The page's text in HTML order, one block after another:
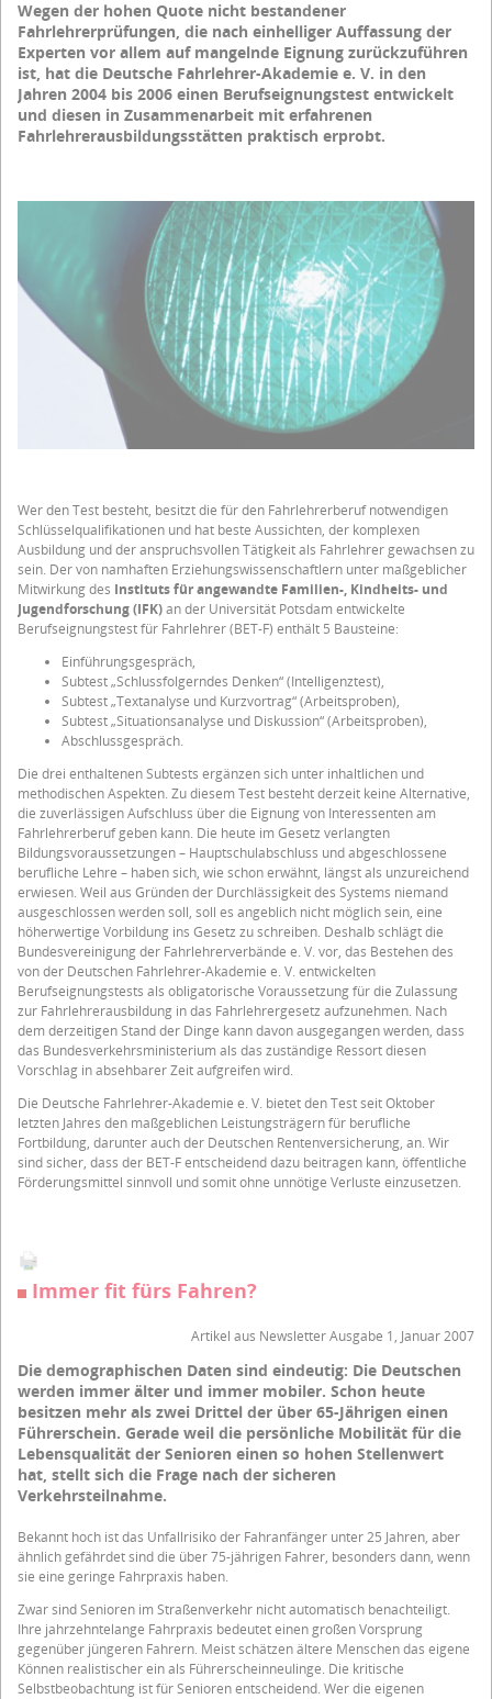
Wegen der hohen Quote nicht bestandener
Fahrlehrerprüfungen, die nach einhelliger Auffassung der
Experten vor allem auf mangelnde Eignung zurückzuführen
ist, hat die Deutsche Fahrlehrer-Akademie e. V. in den
Jahren 2004 bis 2006 einen Berufseignungstest entwickelt
und diesen in Zusammenarbeit mit erfahrenen
Fahrlehrerausbildungsstätten praktisch erprobt.
Wer den Test besteht, besitzt die für den Fahrlehrerberuf notwendigen
Schlüsselqualifikationen und hat beste Aussichten, der komplexen
Ausbildung und der anspruchsvollen Tätigkeit als Fahrlehrer gewachsen zu
sein. Der von namhaften Erziehungswissenschaftlern unter maßgeblicher
Mitwirkung des Instituts für angewandte Familien-, Kindheits- und
Jugendforschung (IFK)an der Universität Potsdam entwickelte
Berufseignungstest für Fahrlehrer (BET-F) enthält 5 Bausteine:
Einführungsgespräch,
Subtest „Schlussfolgerndes Denken“ (Intelligenztest),
Subtest „Textanalyse und Kurzvortrag“ (Arbeitsproben),
Subtest „Situationsanalyse und Diskussion“ (Arbeitsproben),
Abschlussgespräch.
Die drei enthaltenen Subtests ergänzen sich unter inhaltlichen und
methodischen Aspekten. Zu diesem Test besteht derzeit keine Alternative,
die zuverlässigen Aufschluss über die Eignung von Interessenten am
Fahrlehrerberuf geben kann. Die heute im Gesetz verlangten
Bildungsvoraussetzungen – Hauptschulabschluss und abgeschlossene
berufliche Lehre – haben sich, wie schon erwähnt, längst als unzureichend
erwiesen. Weil aus Gründen der Durchlässigkeit des Systems niemand
ausgeschlossen werden soll, soll es angeblich nicht möglich sein, eine
höherwertige Vorbildung ins Gesetz zu schreiben. Deshalb schlägt die
Bundesvereinigung der Fahrlehrerverbände e. V. vor, das Bestehen des
von der Deutschen Fahrlehrer-Akademie e. V. entwickelten
Berufseignungstests als obligatorische Voraussetzung für die Zulassung
zur Fahrlehrerausbildung in das Fahrlehrergesetz aufzunehmen. Nach
dem derzeitigen Stand der Dinge kann davon ausgegangen werden, dass
das Bundesverkehrsministerium als das zuständige Ressort diesen
Vorschlag in absehbarer Zeit aufgreifen wird.
Die Deutsche Fahrlehrer-Akademie e. V. bietet den Test seit Oktober
letzten Jahres den maßgeblichen Leistungsträgern für berufliche
Fortbildung, darunter auch der Deutschen Rentenversicherung, an. Wir
sind sicher, dass der BET-F entscheidend dazu beitragen kann, öffentliche
Förderungsmittel sinnvoll und somit ohne unnötige Verluste einzusetzen.
Immer fit fürs Fahren?
Artikel aus Newsletter Ausgabe 1, Januar 2007
Die demographischen Daten sind eindeutig: Die Deutschen
werden immer älter und immer mobiler. Schon heute
besitzen mehr als zwei Drittel der über 65-Jährigen einen
Führerschein. Gerade weil die persönliche Mobilität für die
Lebensqualität der Senioren einen so hohen Stellenwert
hat, stellt sich die Frage nach der sicheren
Verkehrsteilnahme.
Bekannt hoch ist das Unfallrisiko der Fahranfänger unter 25 Jahren, aber
ähnlich gefährdet sind die über 75-jährigen Fahrer, besonders dann, wenn
sie eine geringe Fahrpraxis haben.
Zwar sind Senioren im Straßenverkehr nicht automatisch benachteiligt.
Ihre jahrzehntelange Fahrpraxis bedeutet einen großen Vorsprung
gegenüber jüngeren Fahrern. Meist schätzen ältere Menschen das eigene
Können realistischer ein als Führerscheinneulinge. Die kritische
Selbstbeobachtung ist für Senioren entscheidend. Wer die eigenen